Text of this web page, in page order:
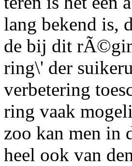
lang bekend is,
de bij dit
ring\' der
verbetering
ring vaak
zoo kan men in
heel ook van